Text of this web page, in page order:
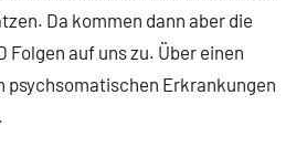
Da kommen dann aber die
auf uns zu. Über einen
psychsomatischen Erkrankungen